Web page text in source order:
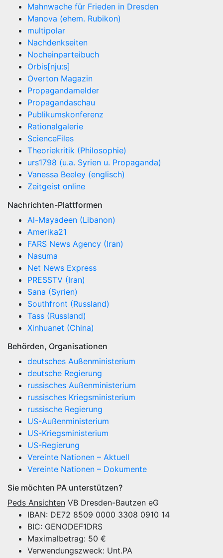
Mahnwache für Frieden in Dresden
Manova (ehem. Rubikon)
multipolar
Nachdenkseiten
Nocheinparteibuch
Orbis[nju:s]
Overton Magazin
Propagandamelder
Propagandaschau
Publikumskonferenz
Rationalgalerie
ScienceFiles
Theoriekritik (Philosophie)
urs1798 (u.a. Syrien u. Propaganda)
Vanessa Beeley (englisch)
Zeitgeist online
Nachrichten-Plattformen
Al-Mayadeen (Libanon)
Amerika21
FARS News Agency (Iran)
Nasuma
Net News Express
PRESSTV (Iran)
Sana (Syrien)
Southfront (Russland)
Tass (Russland)
Xinhuanet (China)
Behörden, Organisationen
deutsches Außenministerium
deutsche Regierung
russisches Außenministerium
russisches Kriegsministerium
russische Regierung
US-Außenministerium
US-Kriegsministerium
US-Regierung
Vereinte Nationen – Aktuell
Vereinte Nationen – Dokumente
Sie möchten PA unterstützen?
Peds Ansichten VB Dresden-Bautzen eG
IBAN: DE72 8509 0000 3308 0910 14
BIC: GENODEF1DRS
Maximalbetrag: 50 €
Verwendungszweck: Unt.PA